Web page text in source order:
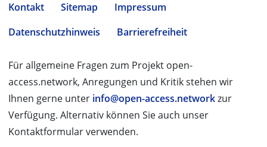
Kontakt Sitemap
Impressum
Datenschutzhinweis
Barrierefreiheit
Für allgemeine Fragen zum Projekt open-
access.network, Anregungen und Kritik stehen wir
Ihnen gerne unter info@open-access.networkzur
Verfügung. Alternativ können Sie auch unser
Kontaktformular verwenden.